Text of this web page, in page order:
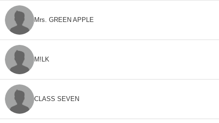
Mrs. GREEN APPLE
M!LK
CLASS SEVEN